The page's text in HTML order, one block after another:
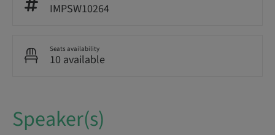
IMPSW10264
Seats availability
10 available
Speaker(s)